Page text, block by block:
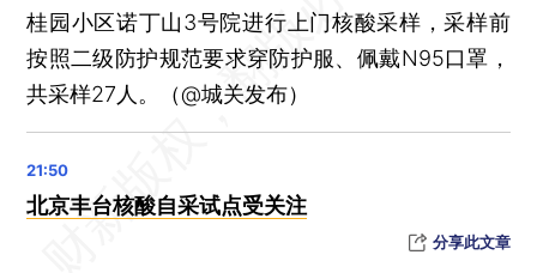
桂园小区诺丁山3号院进行上门核酸采样，采样前
按照二级防护规范要求穿防护服、佩戴N95口罩，
共采样27人。（@城关发布）
北京丰台核酸自采试点受关注
分享此文章